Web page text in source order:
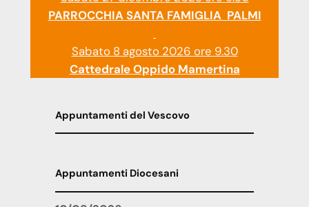
PARROCCHIA SANTA FAMIGLIA PALMI
Sabato 8 agosto 2026 ore 9.30
Cattedrale Oppido Mamertina
Appuntamenti del Vescovo
Appuntamenti Diocesani